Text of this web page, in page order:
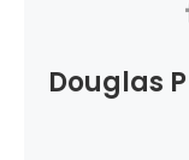
Douglas P